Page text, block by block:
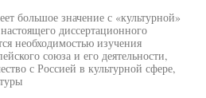
большое значение с «культурной»
диссертационного
необходимостью изучения
союза и его деятельности,
с Россией в культурной сфере,